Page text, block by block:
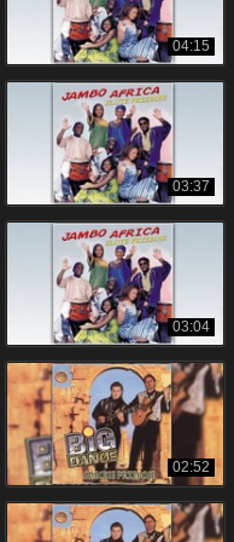
04:15
03:37
03:04
02:52